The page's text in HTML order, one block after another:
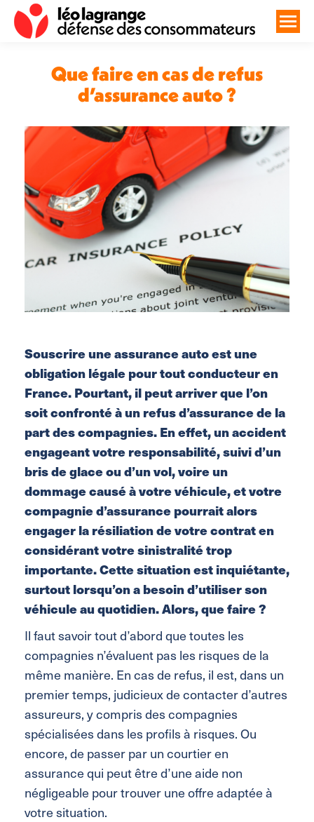
Que faire en cas de refus
d’assurance auto ?
Souscrire une assurance auto est une
obligation légale pour tout conducteur en
France.Pourtant, il peut arriver que l’on
soit confronté à un refus d’assurance de la
part des compagnies.En effet, un accident
engageant votre responsabilité, suivi d’un
bris de glace ou d’un vol, voire un
dommage causé à votre véhicule, et votre
compagnie d’assurance pourrait alors
engager la résiliation de votre contrat en
considérant votre sinistralité trop
importante.Cette situation est inquiétante,
surtout lorsqu’on a besoin d’utiliser son
véhicule au quotidien.Alors, que faire ?
Il faut savoir tout d’abord que toutes les
compagnies n’évaluent pas les risques de la
même manière. En cas de refus, il est, dans un
premier temps, judicieux de contacter d’autres
assureurs, y compris des compagnies
spécialisées dans les profils à risques. Ou
encore, de passer par un courtier en
assurance qui peut être d’une aide non
négligeable pour trouver une offre adaptée à
votre situation.